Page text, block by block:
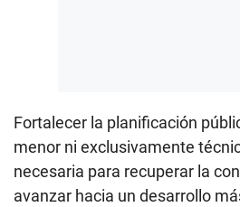
Fortalecer la planificación
menor ni exclusivamente
necesaria para recuperar la
avanzar hacia un desarrollo